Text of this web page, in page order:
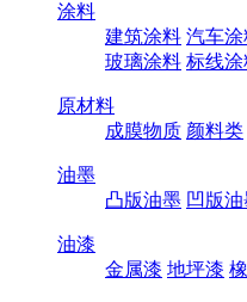
涂料
建筑涂料 汽车涂
玻璃涂料 标线涂
原材料
成膜物质 颜料类
油墨
凸版油墨 凹版
油漆
金属漆 地坪漆